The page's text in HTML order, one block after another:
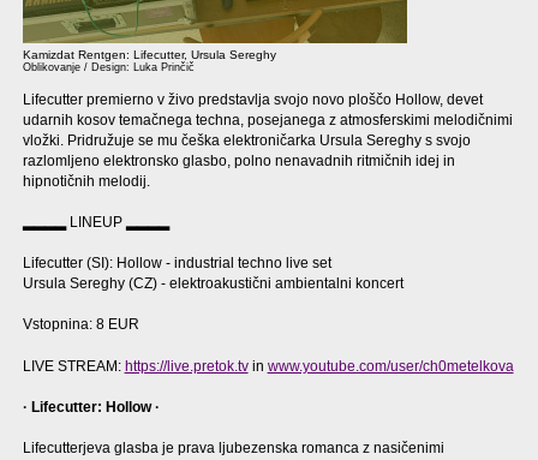
Kamizdat Rentgen: Lifecutter, Ursula Sereghy
Oblikovanje / Design: Luka Prinčič
Lifecutter premierno v živo predstavlja svojo novo ploščo Hollow, devet
udarnih kosov temačnega techna, posejanega z atmosferskimi melodičnimi
vložki. Pridružuje se mu češka elektroničarka Ursula Sereghy s svojo
razlomljeno elektronsko glasbo, polno nenavadnih ritmičnih idej in
hipnotičnih melodij.
▂▂▂▂ LINEUP ▂▂▂▂
Lifecutter (SI): Hollow - industrial techno live set
Ursula Sereghy (CZ) - elektroakustični ambientalni koncert
Vstopnina: 8 EUR
LIVE STREAM: https://live.pretok.tvin www.youtube.com/user/ch0metelkova
· Lifecutter: Hollow ·
Lifecutterjeva glasba je prava ljubezenska romanca z nasičenimi